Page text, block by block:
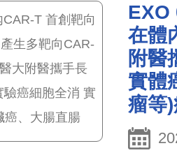
EXO
在體
附醫
實體
瘤等